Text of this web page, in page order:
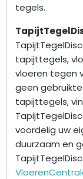
tegels.
tapijttegels,
vloeren tegen
geen
tapijttegels,
voordelig uw
duurzaam en